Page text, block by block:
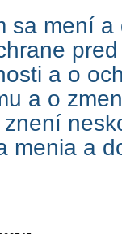
sa mení
a o
a o
menia a